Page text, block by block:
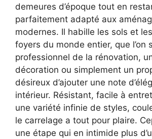
demeures d’époque tout en
parfaitement adapté aux
modernes. Il habille les sols et
foyers du monde entier, que l’on
professionnel de la rénovation,
décoration ou simplement un
désireux d’ajouter une note
intérieur. Résistant, facile à
une variété infinie de styles,
le carrelage a tout pour plaire.
une étape qui en intimide plus